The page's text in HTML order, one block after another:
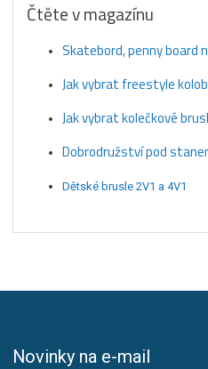
Čtěte v magazínu
Skatebord, penny board
Jak vybrat freestyle
Jak vybrat kolečkové
Dobrodružství pod
Dětské brusle 2V1 a 4V1
Novinky na e-mail